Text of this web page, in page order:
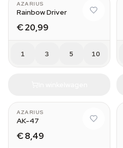
AZARIUS
Rainbow Driver
€ 20,99
1 3 5 10
AZARIUS
AK-47
€ 8,49